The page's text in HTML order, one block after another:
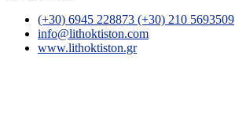
(+30) 6945 228873 (+30) 210 5693509
info@lithoktiston.com
www.lithoktiston.gr